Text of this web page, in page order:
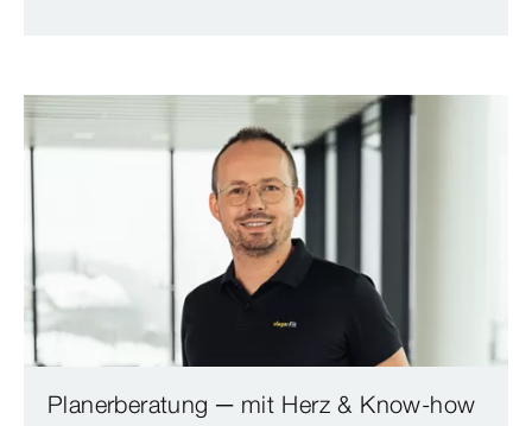
Planerberatung ─ mit Herz & Know-how